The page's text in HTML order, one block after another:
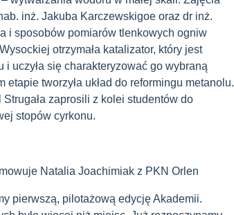
inż. Jakuba Karczewskigoe oraz dr inż.
i sposobów pomiarów tlenkowych ogniw
otrzymała katalizator, który jest
uczyła się charakteryzować go wybraną
tworzyła układ do reformingu metanolu.
zaprosili z kolei studentów do
stopów cyrkonu.
Natalia Joachimiak z PKN Orlen
pierwszą, pilotażową edycję Akademii.